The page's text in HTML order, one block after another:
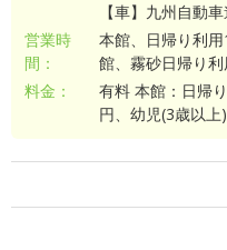
【車】九州自動
営業時
間：
本館、日帰り利
館、霧砂日帰り
料金：
有料 本館：日帰
円、幼児(3歳以